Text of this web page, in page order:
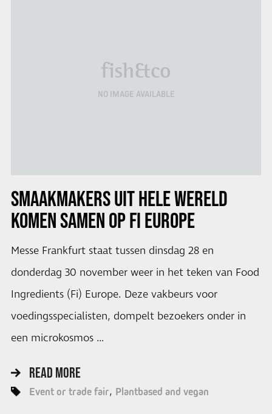
fish&co
NO IMAGE AVAILABLE
SMAAKMAKERS UIT HELE WERELD
KOMEN SAMEN OP FI EUROPE
Messe Frankfurt staat tussen dinsdag 28 en
donderdag 30 november weer in het teken van Food
Ingredients (Fi) Europe. Deze vakbeurs voor
voedingsspecialisten, dompelt bezoekers onder in
een microkosmos …
READ MORE
Event or trade fair Plantbased and vegan